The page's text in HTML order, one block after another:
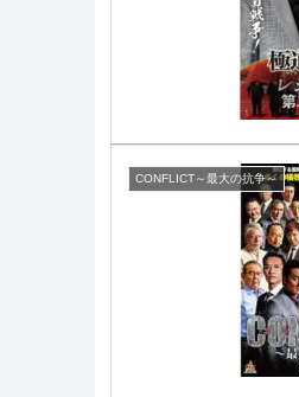
CONFLICT～最大の抗争～